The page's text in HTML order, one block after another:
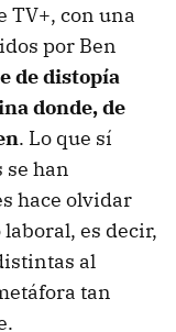
TV+, con una
por Ben
de distopía
donde, de
. Lo que sí
se han
hace olvidar
es decir,
al
tan